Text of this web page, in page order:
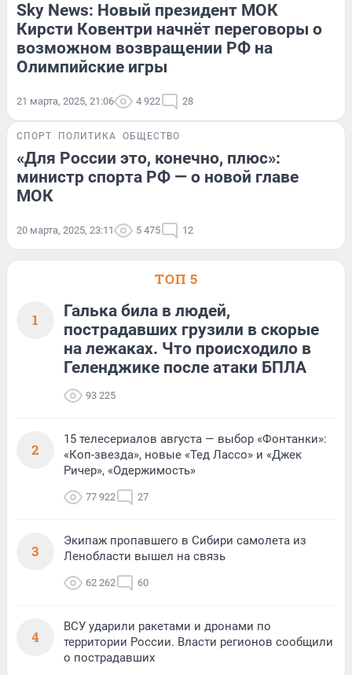
Sky News: Новый президент МОК
Кирсти Ковентри начнёт переговоры о
возможном возвращении РФ на
Олимпийские игры
21 марта, 2025, 21:06 4 922 28
СПОРТ ПОЛИТИКА ОБЩЕСТВО
«Для России это, конечно, плюс»:
министр спорта РФ — о новой главе
МОК
20 марта, 2025, 23:11 5 475 12
ТОП 5
1
Галька била в людей,
пострадавших грузили в скорые
на лежаках. Что происходило в
Геленджике после атаки БПЛА
93 225
2
15 телесериалов августа — выбор «Фонтанки»:
«Коп-звезда», новые «Тед Лассо» и «Джек
Ричер», «Одержимость»
77 922 27
3
Экипаж пропавшего в Сибири самолета из
Ленобласти вышел на связь
62 262 60
4
ВСУ ударили ракетами и дронами по
территории России. Власти регионов сообщили
о пострадавших